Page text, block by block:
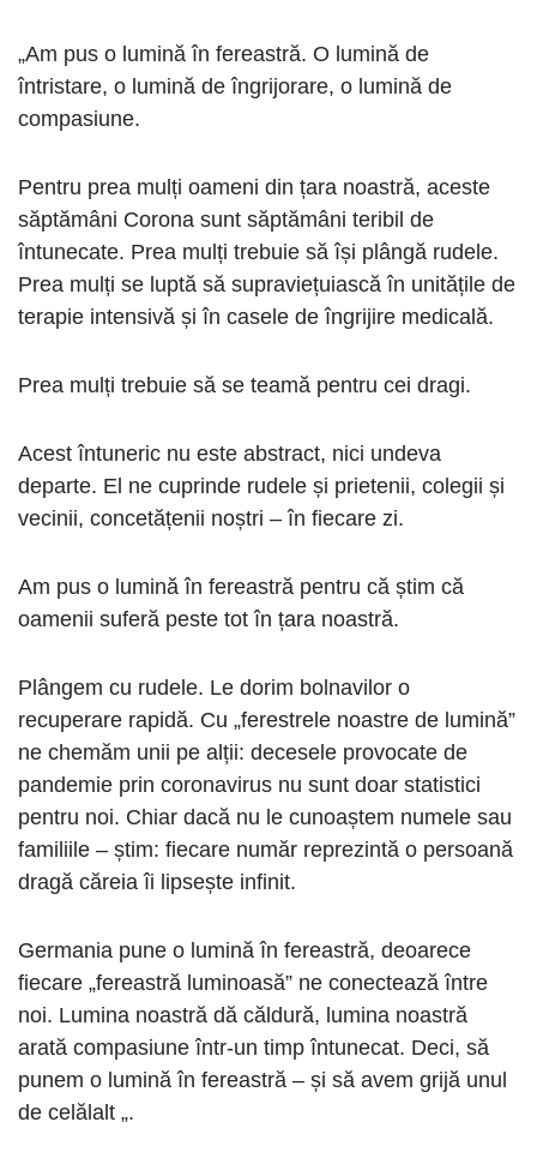
„Am pus o lumină în fereastră. O lumină de
întristare, o lumină de îngrijorare, o lumină de
compasiune.
Pentru prea mulți oameni din țara noastră, aceste
săptămâni Corona sunt săptămâni teribil de
întunecate. Prea mulți trebuie să își plângă rudele.
Prea mulți se luptă să supraviețuiască în unitățile de
terapie intensivă și în casele de îngrijire medicală.
Prea mulți trebuie să se teamă pentru cei dragi.
Acest întuneric nu este abstract, nici undeva
departe. El ne cuprinde rudele și prietenii, colegii și
vecinii, concetățenii noștri – în fiecare zi.
Am pus o lumină în fereastră pentru că știm că
oamenii suferă peste tot în țara noastră.
Plângem cu rudele. Le dorim bolnavilor o
recuperare rapidă. Cu „ferestrele noastre de lumină”
ne chemăm unii pe alții: decesele provocate de
pandemie prin coronavirus nu sunt doar statistici
pentru noi. Chiar dacă nu le cunoaștem numele sau
familiile – știm: fiecare număr reprezintă o persoană
dragă căreia îi lipsește infinit.
Germania pune o lumină în fereastră, deoarece
fiecare „fereastră luminoasă” ne conectează între
noi. Lumina noastră dă căldură, lumina noastră
arată compasiune într-un timp întunecat. Deci, să
punem o lumină în fereastră – și să avem grijă unul
de celălalt „.